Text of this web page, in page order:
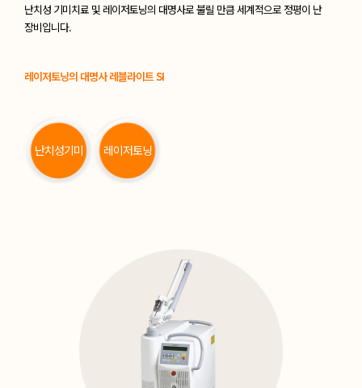
난치성 기미치료 및 레이저토닝의 대명사로 불릴 만큼 세계적으로 정평이 난
장비입니다.
레이저토닝의 대명사 레블라이트 SI
난치성기미 레이저토닝